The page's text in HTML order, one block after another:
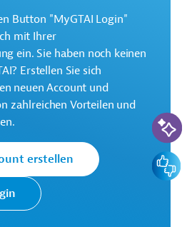
zu dem Entwicklungsprojekt
der AfDB
zum Download bereitsteht.
AfDB: Schwerpunkte,
Hinweise zur
(BAD, Zuschuss)
Button "MyGTAI Login"
mit Ihrer
ein. Sie haben noch keinen
Erstellen Sie sich
neuen Account und
zahlreichen Vorteilen und
erstellen
KI-